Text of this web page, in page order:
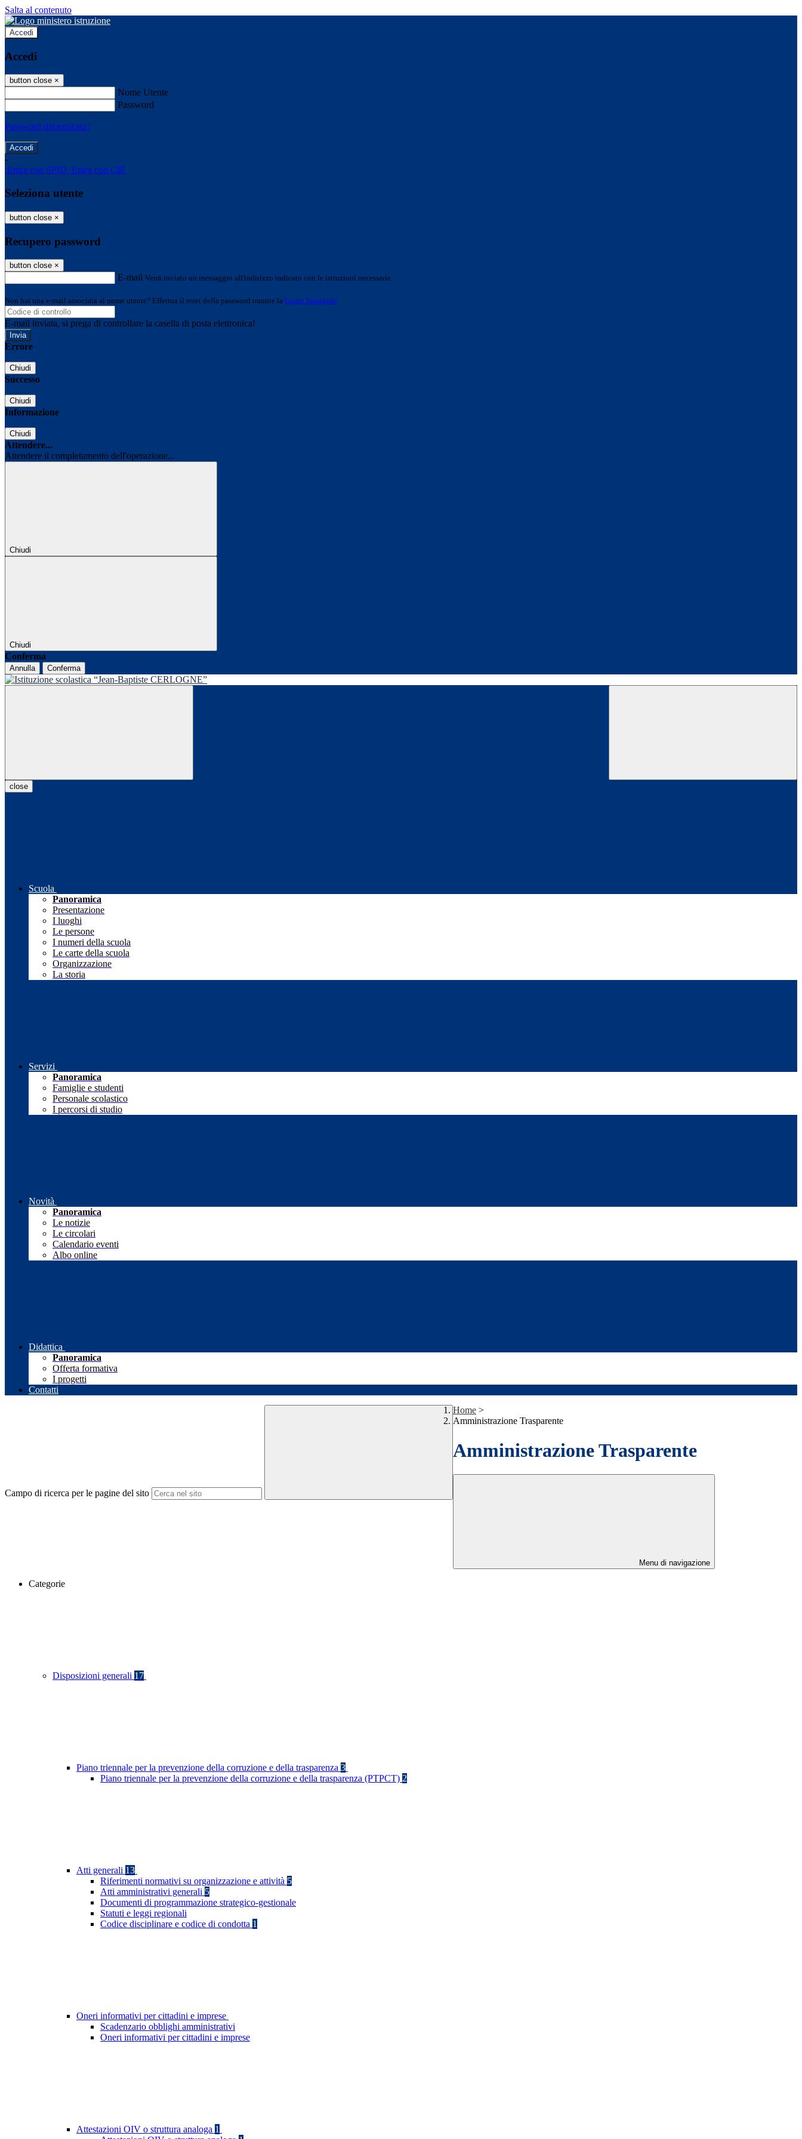
Salta al contenuto
Accedi
Accedi
button close ×
Nome Utente
Password
Password dimenticata?
-
Entra con SPID Entra con CIE
Seleziona utente
button close ×
Recupero password
button close ×
E-mail Verrà inviato un messaggio all'indirizzo indicato con le istruzioni necessarie.
Non hai una e-mail associata al nome utente? Effettua il reset della password tramite la Login Spaggiari
E-mail inviata, si prega di controllare la casella di posta elettronica!
Errore
Chiudi
Successo
Chiudi
Informazione
Chiudi
Attendere...
Attendere il completamento dell'operazione...
Chiudi
Chiudi
Conferma
Annulla Conferma
close
Scuola
Panoramica
Presentazione
I luoghi
Le persone
I numeri della scuola
Le carte della scuola
Organizzazione
La storia
Servizi
Panoramica
Famiglie e studenti
Personale scolastico
I percorsi di studio
Novità
Panoramica
Le notizie
Le circolari
Calendario eventi
Albo online
Didattica
Panoramica
Offerta formativa
I progetti
Contatti
Campo di ricerca per le pagine del sito
Home >
Amministrazione Trasparente
Amministrazione Trasparente
Menu di navigazione
Categorie
Disposizioni generali 17
Piano triennale per la prevenzione della corruzione e della trasparenza 3
Piano triennale per la prevenzione della corruzione e della trasparenza (PTPCT) 2
Atti generali 13
Riferimenti normativi su organizzazione e attività 5
Atti amministrativi generali 5
Documenti di programmazione strategico-gestionale
Statuti e leggi regionali
Codice disciplinare e codice di condotta 1
Oneri informativi per cittadini e imprese
Scadenzario obblighi amministrativi
Oneri informativi per cittadini e imprese
Attestazioni OIV o struttura analoga 1